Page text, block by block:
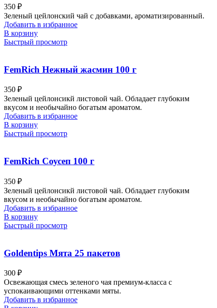
350 ₽
Зеленый цейлонский чай с добавками, ароматизированный.
Добавить в избранное
В корзину
Быстрый просмотр
FemRich Нежный жасмин 100 г
350 ₽
Зеленый цейлонсикй листовой чай. Обладает глубоким
вкусом и необычайно богатым ароматом.
Добавить в избранное
В корзину
Быстрый просмотр
FemRich Соусеп 100 г
350 ₽
Зеленый цейлонсикй листовой чай. Обладает глубоким
вкусом и необычайно богатым ароматом.
Добавить в избранное
В корзину
Быстрый просмотр
Goldentips Мята 25 пакетов
300 ₽
Освежающая смесь зеленого чая премиум-класса с
успокаивающими оттенками мяты.
Добавить в избранное